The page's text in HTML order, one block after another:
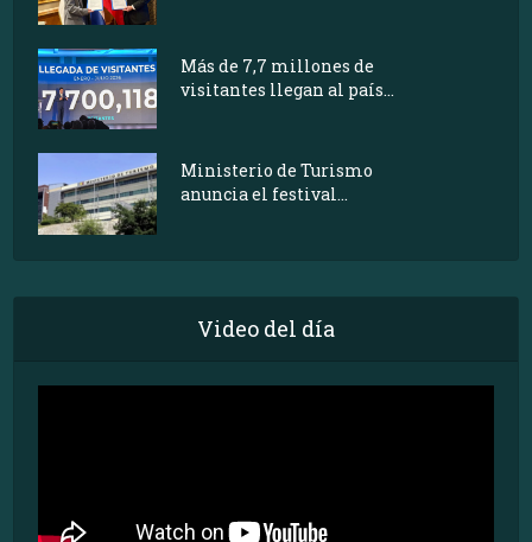
Más de 7,7 millones de
visitantes llegan al país...
Ministerio de Turismo
anuncia el festival...
Video del día